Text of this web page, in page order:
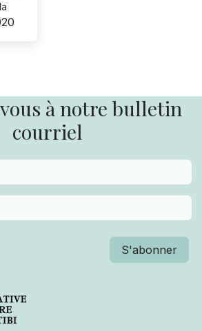
à notre bulletin
courriel
S'abonner